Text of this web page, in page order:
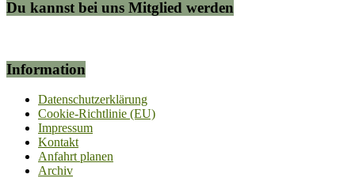
Du kannst bei uns Mitglied werden
Information
Datenschutzerklärung
Cookie-Richtlinie (EU)
Impressum
Kontakt
Anfahrt planen
Archiv